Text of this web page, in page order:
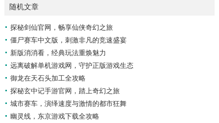
随机文章
探秘剑仙官网，畅享仙侠奇幻之旅
僵尸赛车中文版，刺激非凡的竞速盛宴
新版消消看，经典玩法重焕魅力
远离破解单机游戏网，守护正版游戏生态
御龙在天石头加工全攻略
探秘玄中记手游官网，踏上奇幻之旅
城市赛车，演绎速度与激情的都市狂舞
幽灵线，东京游戏下载全攻略